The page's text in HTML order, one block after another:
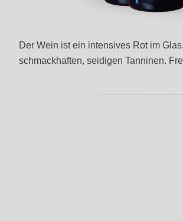
Der Wein ist ein intensives Rot im
schmackhaften, seidigen Tanninen.